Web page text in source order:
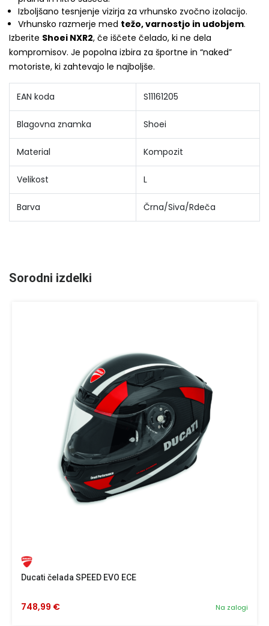
Izboljšano tesnjenje vizirja za vrhunsko zvočno izolacijo.
Vrhunsko razmerje med težo, varnostjo in udobjem.
Izberite Shoei NXR2, če iščete čelado, ki ne dela
kompromisov. Je popolna izbira za športne in “naked”
motoriste, ki zahtevajo le najboljše.
EAN koda S11161205
Blagovna znamka Shoei
Material Kompozit
Velikost L
Barva Črna/Siva/Rdeča
Sorodni izdelki
Ducati čelada SPEED EVO ECE
Na zalogi
748,99 €